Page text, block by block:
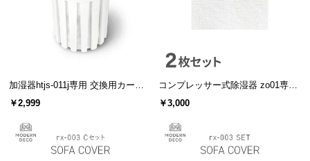
て
加湿器htjs-011j専用 交換用カート
リッジ
￥2,999
コンプレッサー式除湿器 zo01専用
交換用活性炭フィルター 2個セット
￥3,000